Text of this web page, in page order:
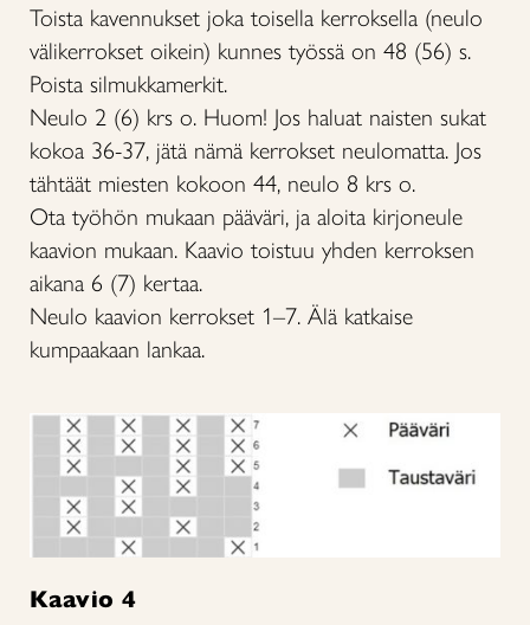
Toista kavennukset joka toisella kerroksella (neulo
välikerrokset oikein) kunnes työssä on 48 (56) s.
Poista silmukkamerkit.
Neulo 2 (6) krs o. Huom! Jos haluat naisten sukat
kokoa 36-37, jätä nämä kerrokset neulomatta. Jos
tähtäät miesten kokoon 44, neulo 8 krs o.
Ota työhön mukaan pääväri, ja aloita kirjoneule
kaavion mukaan. Kaavio toistuu yhden kerroksen
aikana 6 (7) kertaa.
Neulo kaavion kerrokset 1–7. Älä katkaise
kumpaakaan lankaa.
Kaavio 4